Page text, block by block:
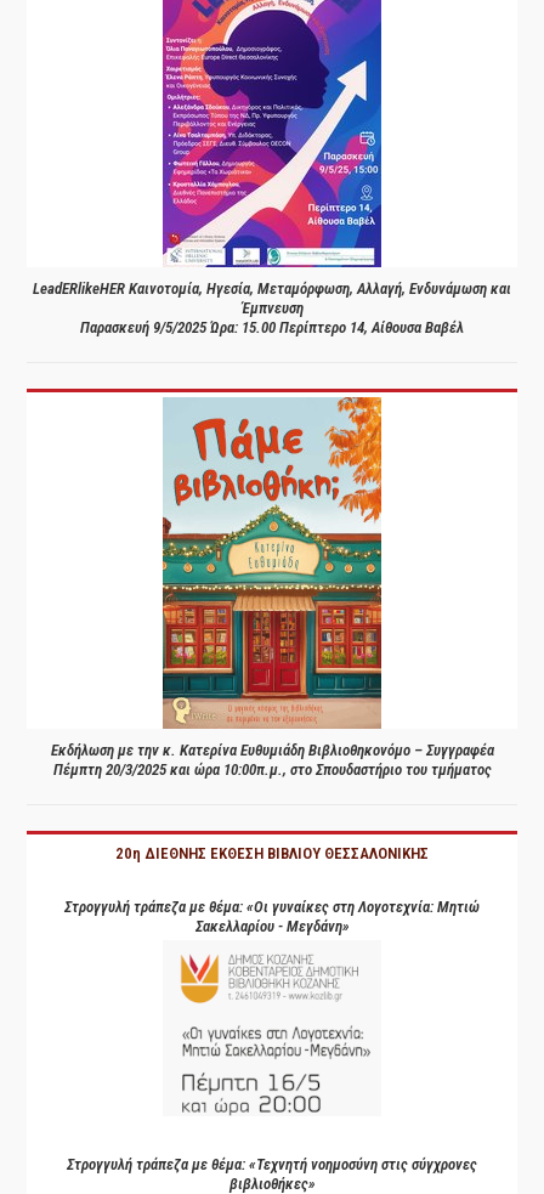
LeadERlikeHER Καινοτομία, Ηγεσία, Μεταμόρφωση, Αλλαγή, Ενδυνάμωση και
Έμπνευση
Παρασκευή 9/5/2025 Ώρα: 15.00 Περίπτερο 14, Αίθουσα Βαβέλ
Εκδήλωση με την κ. Κατερίνα Ευθυμιάδη Βιβλιοθηκονόμο – Συγγραφέα
Πέμπτη 20/3/2025 και ώρα 10:00π.μ., στο Σπουδαστήριο του τμήματος
20η ΔΙΕΘΝΗΣ ΕΚΘΕΣΗ ΒΙΒΛΙΟΥ ΘΕΣΣΑΛΟΝΙΚΗΣ
Στρογγυλή τράπεζα με θέμα: «Οι γυναίκες στη Λογοτεχνία: Μητιώ
Σακελλαρίου - Μεγδάνη»
Στρογγυλή τράπεζα με θέμα: «Τεχνητή νοημοσύνη στις σύγχρονες
βιβλιοθήκες»